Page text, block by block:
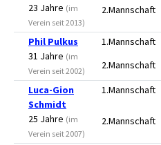
23 Jahre (im
Verein seit 2013)
2.Mannschaft
Phil Pulkus
31 Jahre (im
Verein seit 2002)
1.Mannschaft
2.Mannschaft
Luca-Gion
Schmidt
25 Jahre (im
Verein seit 2007)
1.Mannschaft
2.Mannschaft